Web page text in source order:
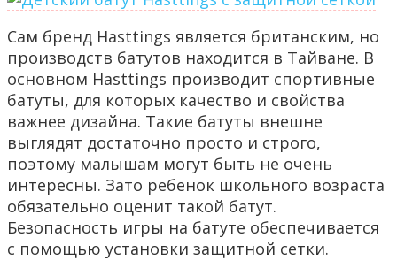
Сам бренд Hasttings является британским, но
производств батутов находится в Тайване. В
основном Hasttings производит спортивные
батуты, для которых качество и свойства
важнее дизайна. Такие батуты внешне
выглядят достаточно просто и строго,
поэтому малышам могут быть не очень
интересны. Зато ребенок школьного возраста
обязательно оценит такой батут.
Безопасность игры на батуте обеспечивается
с помощью установки защитной сетки.